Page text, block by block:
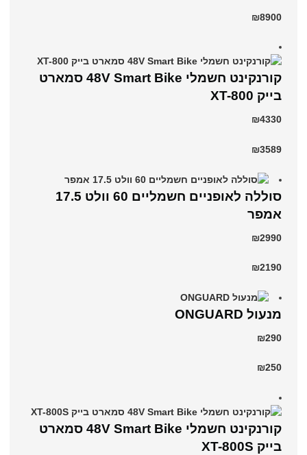
₪8900
קורנקינט חשמלי 48V Smart Bike סמארט
בייק XT-800
₪4330
₪3589
סוללה לאופניים חשמליים 60 וולט 17.5
אמפר
₪2990
₪2190
מנעול ONGUARD
₪290
₪250
קורנקינט חשמלי 48V Smart Bike סמארט
בייק XT-800S